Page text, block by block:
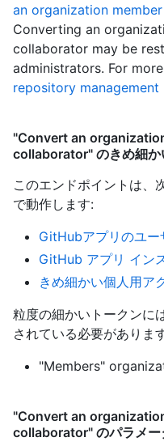
an organization
Converting an
collaborator may be
administrators. For
repository
"Convert an
collaborator" のきめ細か
このエンドポイントは、
で動作します:
GitHubアプリのユー
GitHub アプリ イン
きめ細かい個人用ア
粒度の細かいトークンに
されている必要がありま
"Members"
"Convert an
collaborator" のパラメー